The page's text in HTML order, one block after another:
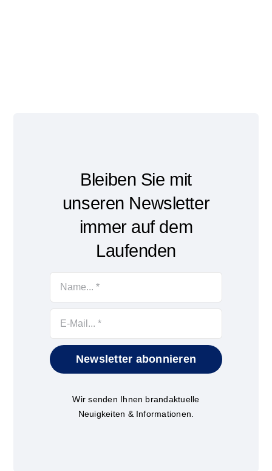
Bleiben Sie mit
unseren Newsletter
immer auf dem
Laufenden
Newsletter abonnieren
Wir senden Ihnen brandaktuelle
Neuigkeiten & Informationen.